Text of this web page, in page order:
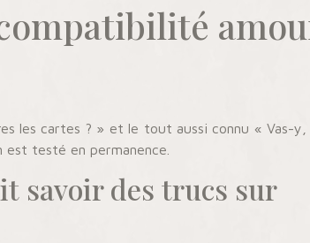
les cartes ? » et le tout aussi connu « Vas-
est testé en permanence.
savoir des trucs sur